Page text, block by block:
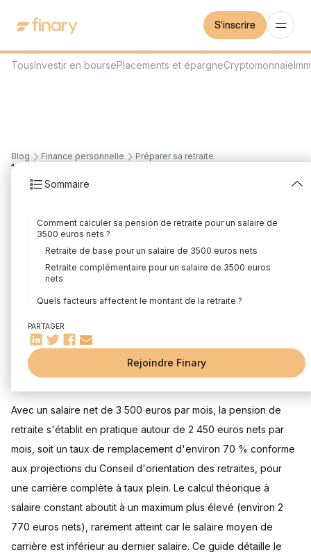
S'inscrire
TousInvestir en boursePlacements et épargneCryptomonnaie
Blog Finance personnelle Préparer sa retraite
Sommaire
Comment calculer sa pension de retraite pour un salaire de
3500 euros nets ?
Retraite de base pour un salaire de 3500 euros nets
Retraite complémentaire pour un salaire de 3500 euros
nets
Quels facteurs affectent le montant de la retraite ?
Salaire moyen
Carrière professionnelle
Régime Général
Régimes Spéciaux
Simulateur de Retraite
Épargne et autres solutions pour compléter sa retraite
La retraite selon l'âge et le sexe
Questions fréquentes
Quel est le montant d'une retraite jugée confortable ?
Quel est le montant de la retraite d'un cadre moyen ?
À partir de quel âge peut-on partir à la retraite à taux plein
PARTAGER
Rejoindre Finary
19
salaire de 3500 euros
nets ?
Rédigé par
Mis à jour le 5 août 2026
Avec un salaire net de 3 500 euros par mois, la pension de
retraite s'établit en pratique autour de 2 450 euros nets par
mois, soit un taux de remplacement d'environ 70 % conforme
aux projections du Conseil d'orientation des retraites, pour
une carrière complète à taux plein. Le calcul théorique à
salaire constant aboutit à un maximum plus élevé (environ 2
770 euros nets), rarement atteint car le salaire moyen de
carrière est inférieur au dernier salaire. Ce guide détaille le